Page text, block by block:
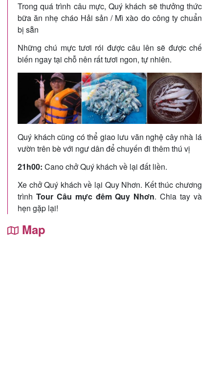
Trong quá trình câu mực, Quý khách sẽ thưởng thức
bữa ăn nhẹ cháo Hải sản / Mì xào do công ty chuẩn
bị sẵn
Những chú mực tươi rói được câu lên sẽ được chế
biến ngay tại chỗ nên rất tươi ngon, tự nhiên.
Quý khách cũng có thể giao lưu văn nghệ cây nhà lá
vườn trên bè với ngư dân để chuyến đi thêm thú vị
21h00: Cano chở Quý khách về lại đất liền.
Xe chở Quý khách về lại Quy Nhơn. Kết thúc chương
trình Tour Câu mực đêm Quy Nhơn. Chia tay và
hẹn gặp lại!
Map